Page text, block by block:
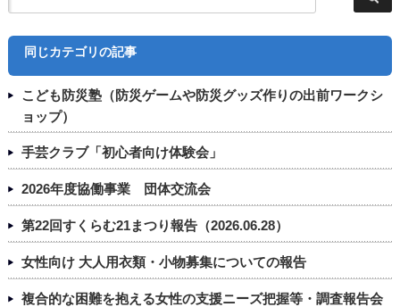
同じカテゴリの記事
こども防災塾（防災ゲームや防災グッズ作りの出前ワークシ
ョップ）
手芸クラブ「初心者向け体験会」
2026年度協働事業 団体交流会
第22回すくらむ21まつり報告（2026.06.28）
女性向け 大人用衣類・小物募集についての報告
複合的な困難を抱える女性の支援ニーズ把握等・調査報告会